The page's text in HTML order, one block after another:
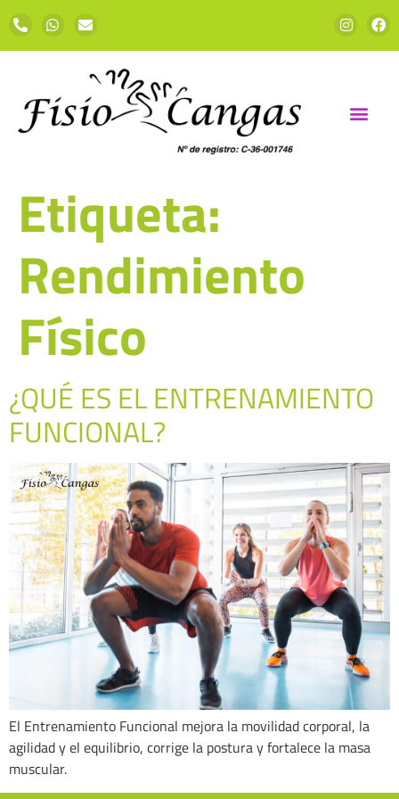
Etiqueta:
Rendimiento
Físico
¿QUÉ ES EL ENTRENAMIENTO
FUNCIONAL?
El Entrenamiento Funcional mejora la movilidad corporal, la
agilidad y el equilibrio, corrige la postura y fortalece la masa
muscular.